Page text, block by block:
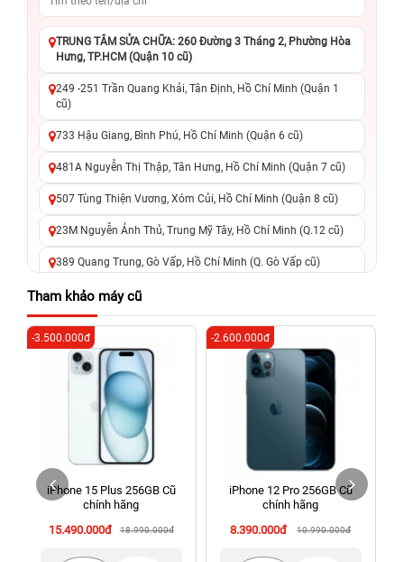
TRUNG TÂM SỬA CHỮA: 260 Đường 3 Tháng 2, Phường Hòa
Hưng, TP.HCM (Quận 10 cũ)
249 -251 Trần Quang Khải, Tân Định, Hồ Chí Minh (Quận 1
cũ)
733 Hậu Giang, Bình Phú, Hồ Chí Minh (Quận 6 cũ)
481A Nguyễn Thị Thập, Tân Hưng, Hồ Chí Minh (Quận 7 cũ)
507 Tùng Thiện Vương, Xóm Củi, Hồ Chí Minh (Quận 8 cũ)
23M Nguyễn Ảnh Thủ, Trung Mỹ Tây, Hồ Chí Minh (Q.12 cũ)
389 Quang Trung, Gò Vấp, Hồ Chí Minh (Q. Gò Vấp cũ)
625 - 625A Âu Cơ, Tân Phú, Hồ Chí Minh (Quận Tân Phú cũ)
326 Lê Văn Việt, Tăng Nhơn Phú, Hồ Chí Minh (Q.9 TP. Thủ
Đức cũ)
256 Võ Văn Ngân, Thủ Đức, Hồ Chí Minh (Bình Thọ, TP. Thủ
70 Nguyễn An Ninh, Dĩ An, Hồ Chí Minh (Bình Dương Cũ)
24h Vũng Tàu: 162A Ba Cu, Vũng Tàu, Hồ Chí Minh (TP. Vũng
Tàu cũ)
198 Hoàng Văn Thụ, Tân Sơn Nhất, Hồ Chí Minh (Tân Bình
Tham khảo máy cũ
iPhone 15 Plus 256GB Cũ
chính hãng
15.490.000đ
18.990.000đ
-3.500.000đ
iPhone 12 Pro 256GB Cũ
chính hãng
8.390.000đ
10.990.000đ
-2.600.000đ